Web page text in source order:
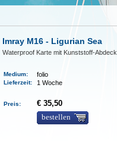
Imray M16 - Ligurian Sea
Waterproof Karte mit Kunststoff-
Medium: folio
Lieferzeit: 1 Woche
Preis:
€ 35,50
bestellen